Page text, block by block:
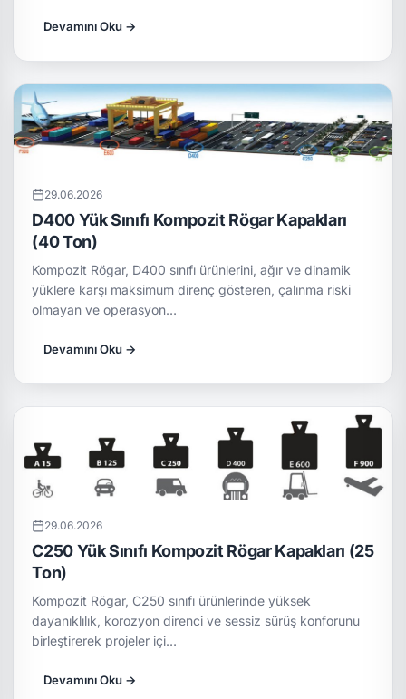
Devamını Oku →
29.06.2026
D400 Yük Sınıfı Kompozit Rögar Kapakları
(40 Ton)
Kompozit Rögar, D400 sınıfı ürünlerini, ağır ve dinamik
yüklere karşı maksimum direnç gösteren, çalınma riski
olmayan ve operasyon…
Devamını Oku →
29.06.2026
C250 Yük Sınıfı Kompozit Rögar Kapakları (25
Ton)
Kompozit Rögar, C250 sınıfı ürünlerinde yüksek
dayanıklılık, korozyon direnci ve sessiz sürüş konforunu
birleştirerek projeler içi…
Devamını Oku →